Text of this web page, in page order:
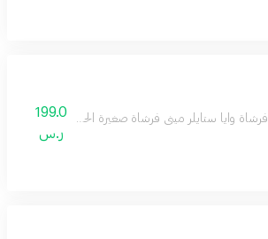
فرشاة وايا ستايلر ميني فرشاة صغيرة الحجم تمنحك تصميم
199.0
ر.س